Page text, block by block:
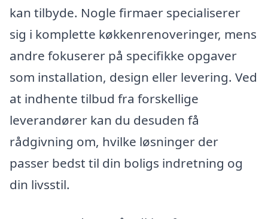
kan tilbyde. Nogle firmaer specialiserer
sig i komplette køkkenrenoveringer, mens
andre fokuserer på specifikke opgaver
som installation, design eller levering. Ved
at indhente tilbud fra forskellige
leverandører kan du desuden få
rådgivning om, hvilke løsninger der
passer bedst til din boligs indretning og
din livsstil.